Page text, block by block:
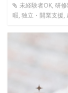
未経験者OK, 研
暇, 独立・開業支援,